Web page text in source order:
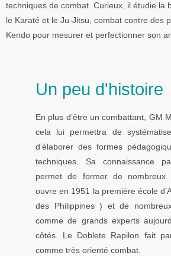
techniques de combat. Curieux, il étudie la
le Karaté et le Ju-Jitsu, combat contre des
Kendo pour mesurer et perfectionner son
Un peu d'histoire
En plus d’être un combattant, GM
cela lui permettra de
d’élaborer des formes
techniques. Sa connaissance
permet de former de nombreux
ouvre en 1951 la première école
des Philippines ) et de
comme de grands experts
côtés. Le Doblete Rapilon fait
comme très orienté combat.